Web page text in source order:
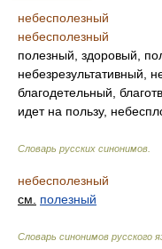
небесполезный
небесполезный
полезный, здоровый,
небезрезультативный,
благодетельный,
идет на пользу,
Словарь русских синонимов
небесполезный
см.
полезный
Словарь синонимов русского